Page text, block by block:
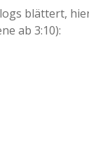
blättert,
ab 3:10):